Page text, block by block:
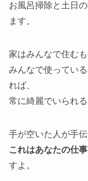
お風呂掃除と土日
ます。
家はみんなで住むも
みんなで使ってい
れば、
常に綺麗でいられる
手が空いた人が手
これはあなたの仕
すよ。